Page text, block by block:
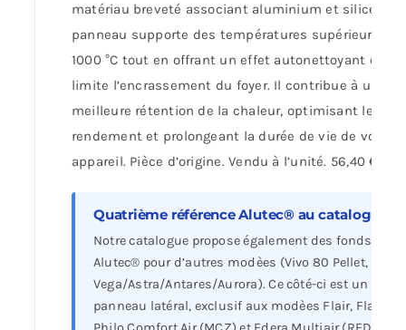
matériau breveté associant aluminium et silice, ce
panneau supporte des températures supérieures à
1000 °C tout en offrant un effet autonettoyant qui
limite l’encrassement du foyer. Il contribue à une
meilleure rétention de la chaleur, optimisant le
rendement et prolongeant la durée de vie de votre
appareil. Pièce d’origine. Vendu à l’unité. 56,40 €.
Quatrième référence Alutec® au catalogue
Notre catalogue propose également des fonds en
Alutec® pour d’autres modèes (Vivo 80 Pellet,
Vega/Astra/Antares/Aurora). Ce côté-ci est un
panneau latéral, exclusif aux modèes Flair, Flat,